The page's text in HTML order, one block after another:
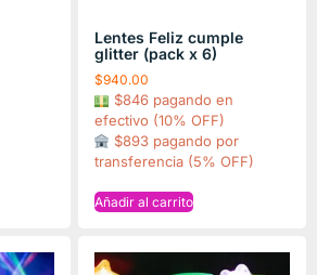
Lentes Feliz cumple
glitter (pack x 6)
$940.00
$846 pagando en
efectivo (10% OFF)
$893 pagando por
transferencia (5% OFF)
Añadir al carrito